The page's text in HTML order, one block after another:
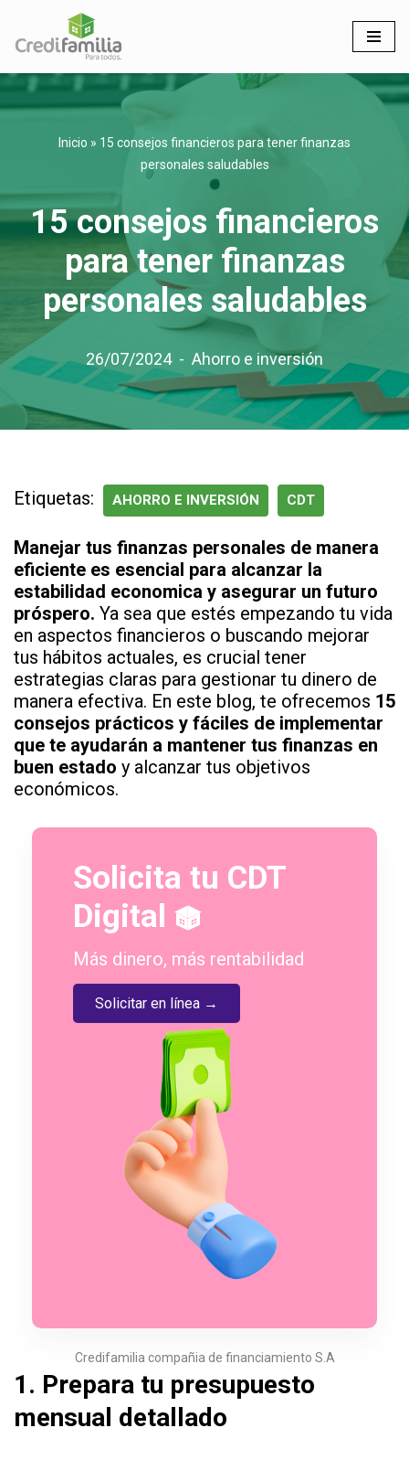
Saltar
al
contenido
Inicio » 15 consejos financieros para tener finanzas
personales saludables
15 consejos financieros
para tener finanzas
personales saludables
26/07/2024 Ahorro e inversión
Etiquetas: AHORRO E INVERSIÓN CDT
Manejar tus finanzas personales de manera
eficiente es esencial para alcanzar la
estabilidad economica y asegurar un futuro
próspero. Ya sea que estés empezando tu vida
en aspectos financieros o buscando mejorar
tus hábitos actuales, es crucial tener
estrategias claras para gestionar tu dinero de
manera efectiva. En este blog, te ofrecemos 15
consejos prácticos y fáciles de implementar
que te ayudarán a mantener tus finanzas en
buen estado y alcanzar tus objetivos
económicos.
Solicita tu CDT
Digital
Más dinero, más rentabilidad
Solicitar en línea →
Credifamilia compañia de financiamiento S.A
1. Prepara tu presupuesto
mensual detallado